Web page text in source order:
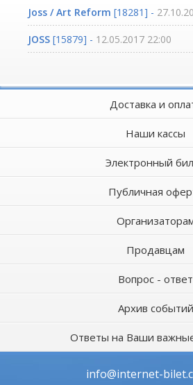
Joss / Art Reform [18281] -
JOSS [15879] - 12.05.2017 22:00
Доставка и
Наши кассы
Электронный
Публичная
Продавцам
Вопрос - ответ
Архив событий
Ответы на Ваши
info@internet-